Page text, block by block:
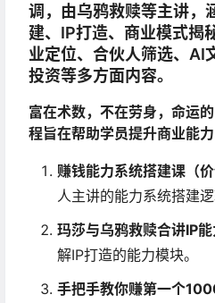
调，由乌鸦救赎等主讲，
建、IP打造、商业模式揭
业定位、合伙人筛选、AI
投资等多方面内容。
富在术数，不在劳身，命运
程旨在帮助学员提升商业能
赚钱能力系统搭建课（价
人主讲的能力系统搭建逻
玛莎与乌鸦救赎合讲IP能
解IP打造的能力模块。
手把手教你赚第一个